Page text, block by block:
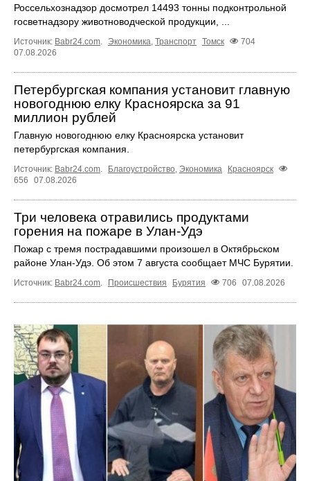
Россельхознадзор досмотрел 14493 тонны подконтрольной
госветнадзору животноводческой продукции, ...
Источник: Babr24.com. Экономика, Транспорт Томск
704
07.08.2026
Петербургская компания установит главную
новогоднюю елку Красноярска за 91
миллион рублей
Главную новогоднюю елку Красноярска установит
петербургская компания.
Источник: Babr24.com. Благоустройство, Экономика
Красноярск
656
07.08.2026
Три человека отравились продуктами
горения на пожаре в Улан-Удэ
Пожар с тремя пострадавшими произошел в Октябрьском
районе Улан-Удэ. Об этом 7 августа сообщает МЧС Бурятии.
Источник: Babr24.com. Происшествия Бурятия 706 07.08.2026